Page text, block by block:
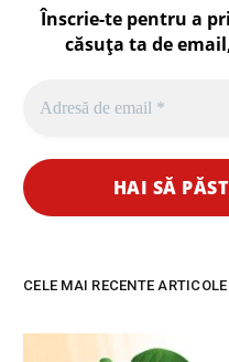
Înscrie-te pentru a
căsuța ta de
CELE MAI RECENTE ARTICOLE